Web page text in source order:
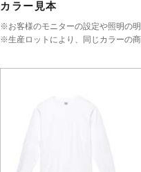
カラー見本
※お客様のモニターの設定や照明の
※生産ロットにより、同じカラーの